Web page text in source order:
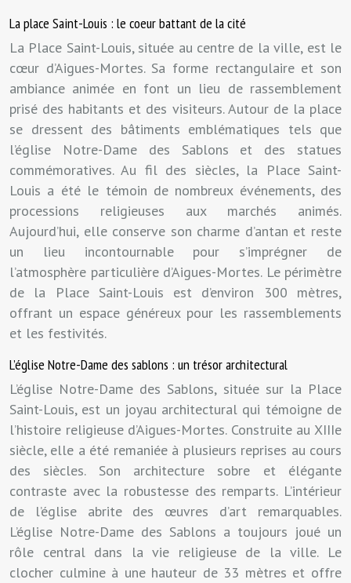
La place Saint-Louis : le coeur battant de la cité
La Place Saint-Louis, située au centre de la ville, est le
cœur d’Aigues-Mortes. Sa forme rectangulaire et son
ambiance animée en font un lieu de rassemblement
prisé des habitants et des visiteurs. Autour de la place
se dressent des bâtiments emblématiques tels que
l’église Notre-Dame des Sablons et des statues
commémoratives. Au fil des siècles, la Place Saint-
Louis a été le témoin de nombreux événements, des
processions religieuses aux marchés animés.
Aujourd’hui, elle conserve son charme d’antan et reste
un lieu incontournable pour s’imprégner de
l’atmosphère particulière d’Aigues-Mortes. Le périmètre
de la Place Saint-Louis est d’environ 300 mètres,
offrant un espace généreux pour les rassemblements
et les festivités.
L’église Notre-Dame des sablons : un trésor architectural
L’église Notre-Dame des Sablons, située sur la Place
Saint-Louis, est un joyau architectural qui témoigne de
l’histoire religieuse d’Aigues-Mortes. Construite au XIIIe
siècle, elle a été remaniée à plusieurs reprises au cours
des siècles. Son architecture sobre et élégante
contraste avec la robustesse des remparts. L’intérieur
de l’église abrite des œuvres d’art remarquables.
L’église Notre-Dame des Sablons a toujours joué un
rôle central dans la vie religieuse de la ville. Le
clocher culmine à une hauteur de 33 mètres et offre